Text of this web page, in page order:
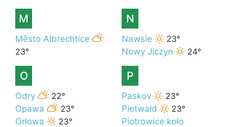
M
Město Albrechtice
23°
N
Nawsie
23°
Nowy Jiczyn
24°
O
Odry
22°
Opawa
23°
Orłowa
23°
P
Paskov
23°
Pietwałd
23°
Piotrowice koło